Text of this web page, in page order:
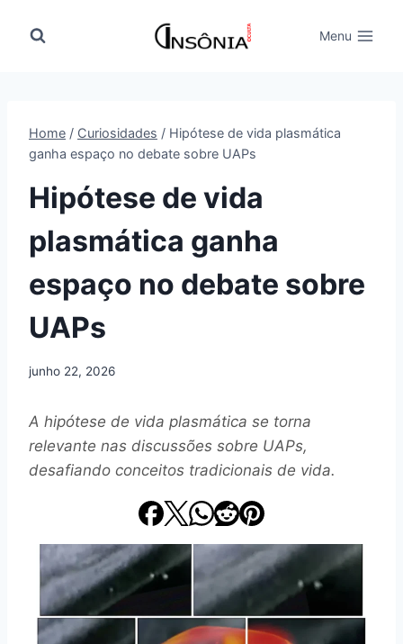
para
Menu
Home / Curiosidades / Hipótese de vida plasmática
ganha espaço no debate sobre UAPs
Hipótese de vida
plasmática ganha
espaço no debate sobre
UAPs
junho 22, 2026
A hipótese de vida plasmática se torna
relevante nas discussões sobre UAPs,
desafiando conceitos tradicionais de vida.